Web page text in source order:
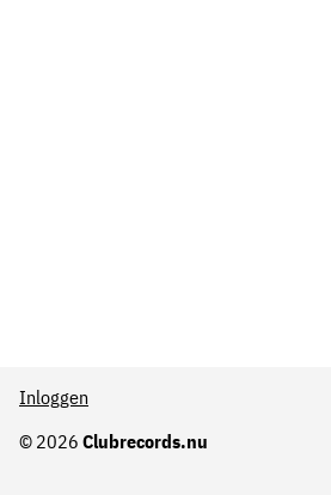
© 2026 Clubrecords.nu
Inloggen